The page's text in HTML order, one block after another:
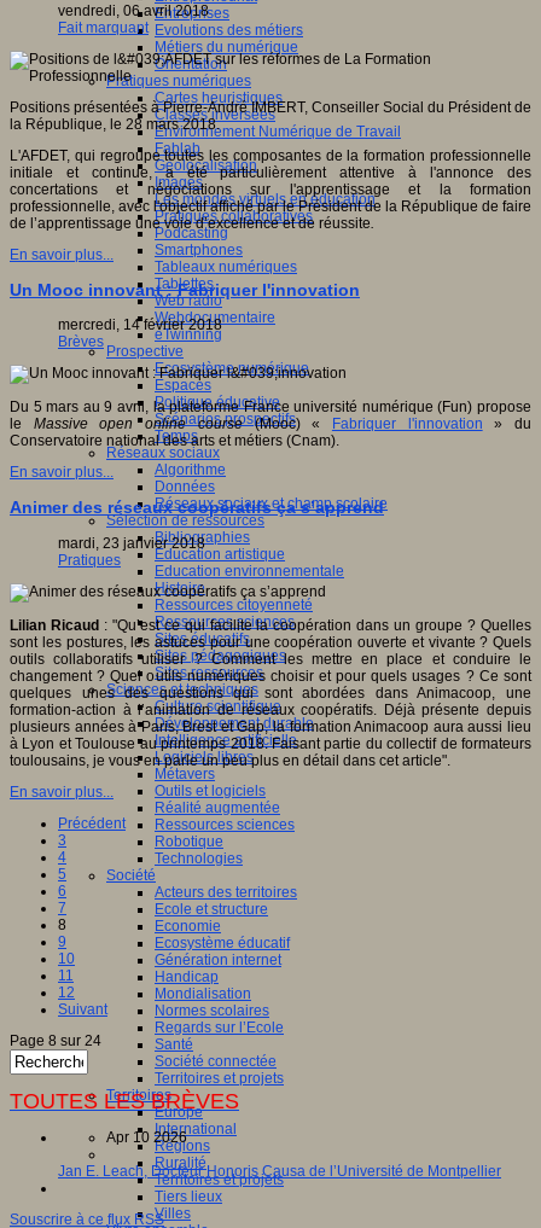
Entreprises
Evolutions des métiers
Métiers du numérique
Orientation
Pratiques numériques
Cartes heuristiques
Classes inversées
Environnement Numérique de Travail
Fablab
Géolocalisation
Images
Les mondes virtuels en éducation
Pratiques collaboratives
Podcasting
Smartphones
Tableaux numériques
Tablettes
Web radio
Webdocumentaire
eTwinning
Prospective
Ecosystème numérique
Espaces
Politique éducative
Scénarios prospectifs
Temps
Réseaux sociaux
Algorithme
Données
Réseaux sociaux et champ scolaire
Sélection de ressources
Bibliographies
Education artistique
Education environnementale
Histoire
Ressources citoyenneté
Ressources sciences
Sites éducatifs
Sites pédagogiques
Sites ressources
Sciences et techniques
Culture scientifique
Développement durable
Intelligence artificielle
Logiciels libres
Métavers
Outils et logiciels
Réalité augmentée
Ressources sciences
Robotique
Technologies
Société
Acteurs des territoires
Ecole et structure
Economie
Ecosystème éducatif
Génération internet
Handicap
Mondialisation
Normes scolaires
Regards sur l’Ecole
Santé
Société connectée
Territoires et projets
Territoires
Europe
International
Régions
Ruralité
Territoires et projets
Tiers lieux
Villes
vendredi, 06 avril 2018
Fait marquant
Positions présentées à Pierre-André IMBERT, Conseiller Social du Président de
la République, le 28 mars 2018.
L'AFDET, qui regroupe toutes les composantes de la formation professionnelle
initiale et continue, a été particulièrement attentive à l'annonce des
concertations et négociations sur l'apprentissage et la formation
professionnelle, avec l'objectif affiché par le Président de la République de faire
de l’apprentissage une voie d’excellence et de réussite.
En savoir plus...
Un Mooc innovant : Fabriquer l'innovation
mercredi, 14 février 2018
Brèves
Du 5 mars au 9 avril, la plateforme France université numérique (Fun) propose
le Massive open online course(Mooc) « Fabriquer l'innovation » du
Conservatoire national des arts et métiers (Cnam).
En savoir plus...
Animer des réseaux coopératifs ça s’apprend
mardi, 23 janvier 2018
Pratiques
Lilian Ricaud: "Qu’est ce qui facilite la coopération dans un groupe ? Quelles
sont les postures, les astuces pour une coopération ouverte et vivante ? Quels
outils collaboratifs utiliser ? Comment les mettre en place et conduire le
changement ? Quel outils numériques choisir et pour quels usages ? Ce sont
quelques unes des questions qui sont abordées dans Animacoop, une
formation-action à l’animation de réseaux coopératifs. Déjà présente depuis
plusieurs années à Paris, Brest et Gap, la formation Animacoop aura aussi lieu
à Lyon et Toulouse au printemps 2018. Faisant partie du collectif de formateurs
toulousains, je vous en parle un peu plus en détail dans cet article".
En savoir plus...
Précédent
3
4
5
6
7
8
9
10
11
12
Suivant
Page 8 sur 24
TOUTES LES BRÈVES
Apr 10 2026
Jan E. Leach, Docteur Honoris Causa de l’Université de Montpellier
Souscrire à ce flux RSS